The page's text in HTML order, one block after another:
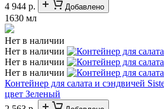
4 944 р.
Добавлено
1630 мл
Нет в наличии
Нет в наличии
Нет в наличии
Нет в наличии
Контейнер для салата и сэндвичей
цвет Зеленый